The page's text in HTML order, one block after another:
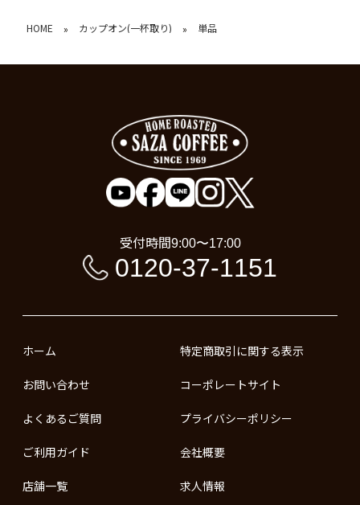
HOME » カップオン(一杯取り) » 単品
受付時間9:00〜17:00
0120-37-1151
ホーム
お問い合わせ
よくあるご質問
ご利用ガイド
店舗一覧
特定商取引に関する表示
コーポレートサイト
プライバシーポリシー
会社概要
求人情報